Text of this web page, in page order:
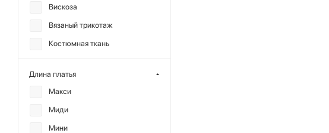
Вискоза
Вязаный трикотаж
Костюмная ткань
Длина платья
Макси
Миди
Мини